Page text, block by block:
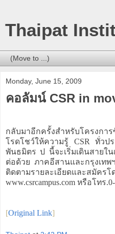
Thaipat
Monday, June 15, 2009
คอลัมน์ CSR in
กลับมาอีกครั้งสำหรับโครงกา
โรดโชว์ให้ความรู้ CSR ทั่วป
พันธมิตร ป นี้จะเริ่มเดินสายใ
ต่อด้วย ภาคอีสานและกรุงเท
ติดตามรายละเอียดและสมัครโ
www.csrcampus.com หรือโทร
[Original Link]